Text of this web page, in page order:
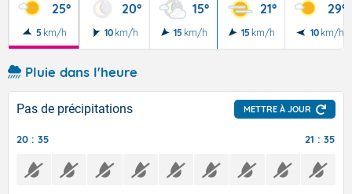
25°
5 km/h
20°
10 km/h
15°
15 km/h
21°
15 km/h
29°
10 km/h
Pluie dans l'heure
Pas de précipitations METTRE À JOUR
20 : 35 21 : 35